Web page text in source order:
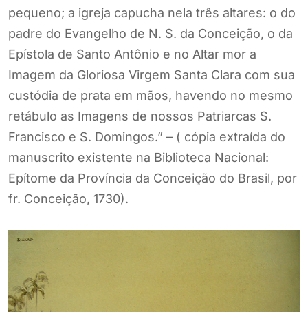
pequeno; a igreja capucha nela três altares: o do
padre do Evangelho de N. S. da Conceição, o da
Epístola de Santo Antônio e no Altar mor a
Imagem da Gloriosa Virgem Santa Clara com sua
custódia de prata em mãos, havendo no mesmo
retábulo as Imagens de nossos Patriarcas S.
Francisco e S. Domingos.” – ( cópia extraída do
manuscrito existente na Biblioteca Nacional:
Epítome da Província da Conceição do Brasil, por
fr. Conceição, 1730).